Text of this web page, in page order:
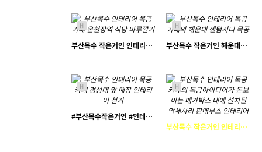
H
김효일
부산목수 작은거인 인테리어목수 - 온천장 지하철앞 동생 가게에 마루 깔았어요~ ( 신발장 까지 )
H
부산목수
부산목수 작은거인 해운대목수 - 해운대 센텀시티 사무실 인테리어 목공작업
H
1934802-24
#부산목수작은거인 #인테리어목수 #목공카페 -경성대 앞 매장 인테리어 부분 리모델링 (철거, 목공작업, 도장마감)
H
1984211-04
부산목수 작은거인 인테리어목수 목공아이디어가 돋보이는 메가박스 내에 설치된 악세사리 판매부스 인테리어